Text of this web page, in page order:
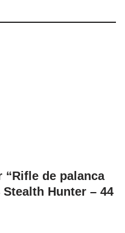
“Rifle de palanca
Stealth Hunter – 44